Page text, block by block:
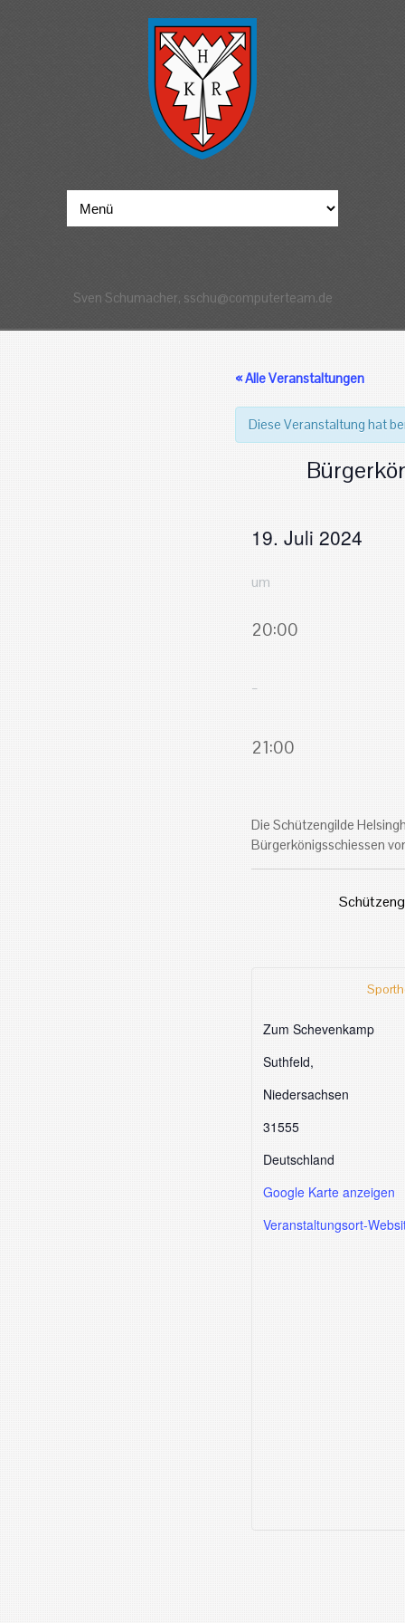
Sven Schumacher, sschu@computerteam.de
« Alle Veranstaltungen
Diese Veranstaltung hat
19. Juli 2024
um
20:00
–
21:00
Die Schützengilde
Bürgerkönigsschiessen
Zum Schevenkamp
Suthfeld,
Niedersachsen
31555
Deutschland
Google Karte anzeigen
Veranstaltungsort-